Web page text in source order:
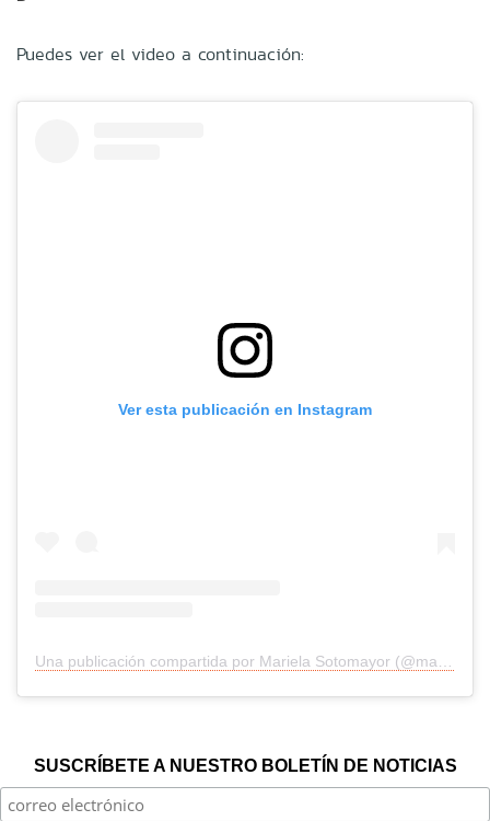
Puedes ver el video a continuación:
Ver esta publicación en Instagram
SUSCRÍBETE A NUESTRO BOLETÍN DE NOTICIAS